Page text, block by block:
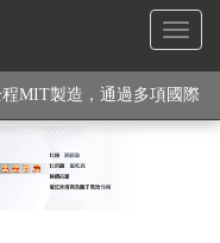
Toggle
MIT製造，通過多項國際
膝! 支撐. 包覆感. 超透氣.